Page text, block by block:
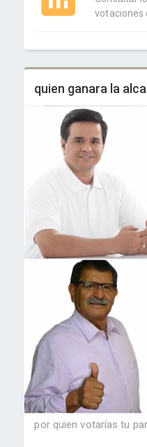
votaciones
quien ganara la
por quien votarías tu